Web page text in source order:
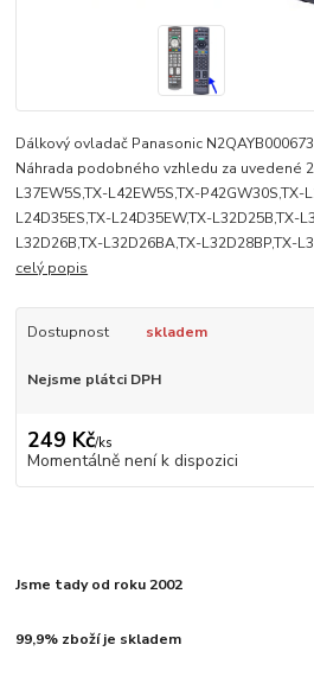
Dálkový ovladač Panasonic
Náhrada podobného vzhledu za uvedené 2
L37EW5S,TX-L42EW5S,TX-P42GW30S,TX-
L24D35ES,TX-L24D35EW,TX-L32D25B,TX-
L32D26B,TX-L32D26BA,TX-L32D28BP,TX-
celý popis
Dostupnost skladem
Nejsme plátci DPH
249 Kč/ks
Momentálně není k dispozici
Jsme tady od roku 2002
99,9% zboží je skladem